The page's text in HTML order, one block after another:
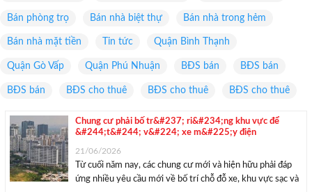
Bán phòng trọ Bán nhà biệt thự Bán nhà trong hẻm
Bán nhà mặt tiền Tin tức Quận Bình Thạnh
Quận Gò Vấp Quận Phú Nhuận BĐS bán BĐS bán
BĐS bán BĐS cho thuê BĐS cho thuê BĐS cho thuê
Chung cư phải bố tr&#237; ri&#234;ng khu vực để
&#244;t&#244; v&#224; xe m&#225;y điện
21/06/2026
Từ cuối năm nay, các chung cư mới và hiện hữu phải đáp
ứng nhiều yêu cầu mới về bố trí chỗ đỗ xe, khu vực sạc và